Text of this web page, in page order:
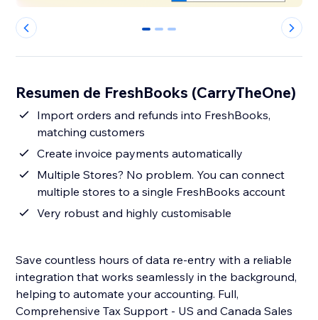
0 1 2
Resumen de FreshBooks (CarryTheOne)
Import orders and refunds into FreshBooks,
matching customers
Create invoice payments automatically
Multiple Stores? No problem. You can connect
multiple stores to a single FreshBooks account
Very robust and highly customisable
Save countless hours of data re-entry with a reliable
integration that works seamlessly in the background,
helping to automate your accounting. Full,
Comprehensive Tax Support - US and Canada Sales